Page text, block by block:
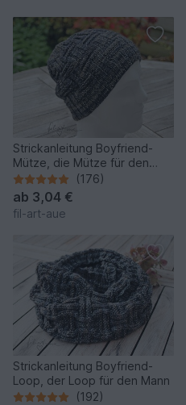
Strickanleitung Boyfriend-
Mütze, die Mütze für den
Mann, Einheitsgrösse
(176)
ab 3,04 €
fil-art-aue
Strickanleitung Boyfriend-
Loop, der Loop für den Mann
(192)